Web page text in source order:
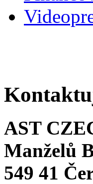
AST
Manželů
549 41